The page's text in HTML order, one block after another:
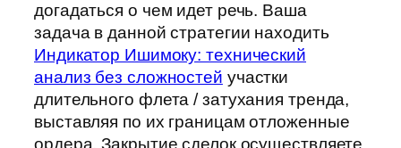
догадаться о чем идет речь. Ваша
задача в данной стратегии находить
Индикатор Ишимоку: технический
анализ без сложностей участки
длительного флета / затухания тренда,
выставляя по их границам отложенные